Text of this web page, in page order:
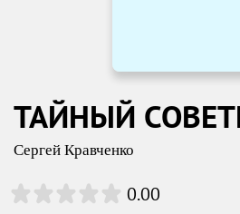
ТАЙНЫЙ
Сергей Кравченко
0.00